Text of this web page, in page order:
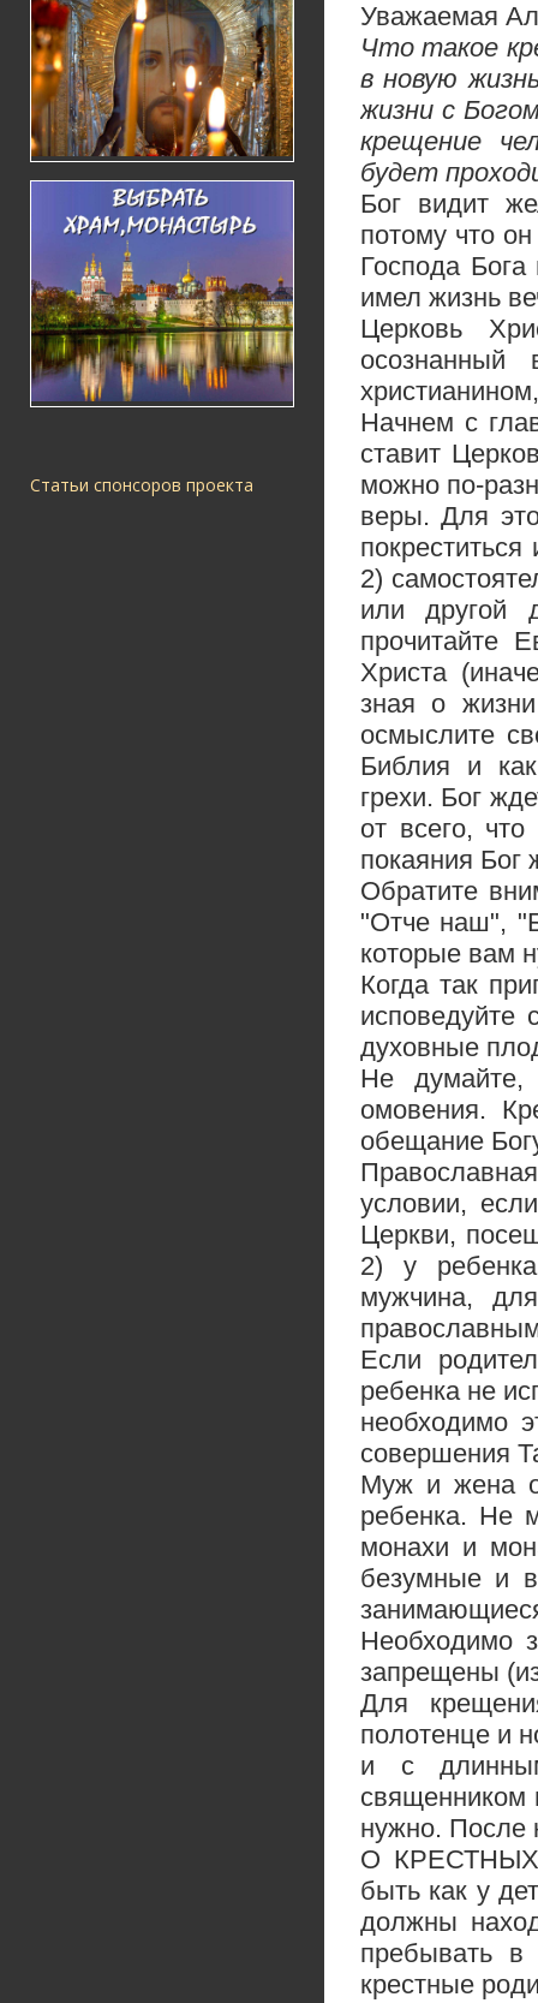
Статьи спонсоров проекта
Уважаемая
Что такое
в новую
жизни с
крещение
будет
Бог видит
потому что
Господа
имел жизнь
Церковь
Начнем с
ставит
можно по-
веры. Для
2)
или другой
прочитайте
Христа
зная о
осмыслите
Библия и
грехи. Бог
от всего,
покаяния Бог
Обратите
"Отче наш",
которые вам
Когда так
исповедуйте
духовные
Не думайте,
омовения.
обещание
условии,
Церкви,
2) у
мужчина,
Если
ребенка не
необходимо
совершения
Муж и жена
ребенка. Не
монахи и
безумные и
Необходимо
запрещены
Для
полотенце и
и с
священником
нужно. После
О КРЕСТНЫХ
быть как у
должны
пребывать в
крестные